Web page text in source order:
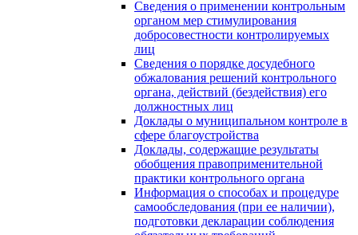
Сведения о применении контрольным
органом мер стимулирования
добросовестности контролируемых
лиц
Сведения о порядке досудебного
обжалования решений контрольного
органа, действий (бездействия) его
должностных лиц
Доклады о муниципальном контроле в
сфере благоустройства
Доклады, содержащие результаты
обобщения правоприменительной
практики контрольного органа
Информация о способах и процедуре
самообследования (при ее наличии),
подготовки декларации соблюдения